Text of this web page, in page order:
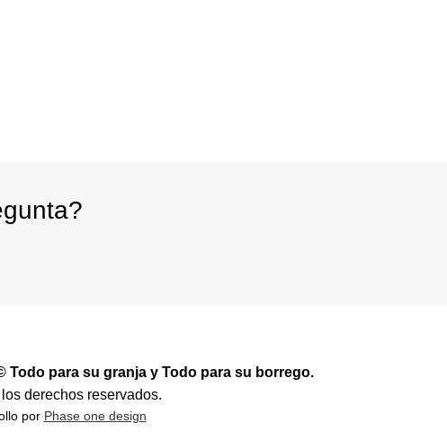
Todo para su granja y Todo para su borrego.
derechos reservados.
por Phase one design